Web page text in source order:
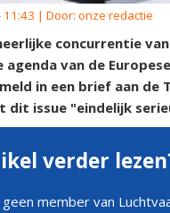
11:43 | Door: onze redactie
concurrentie
agenda van de
in een brief aan de
dit issue "eindelijk
verder
member van